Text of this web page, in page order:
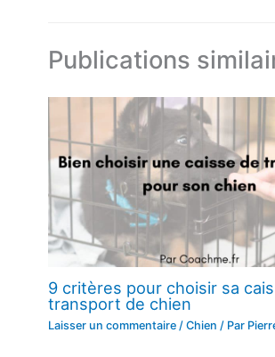
Publications
9 critères pour choisir sa
transport de chien
Laisser un commentaire /Chien / Par